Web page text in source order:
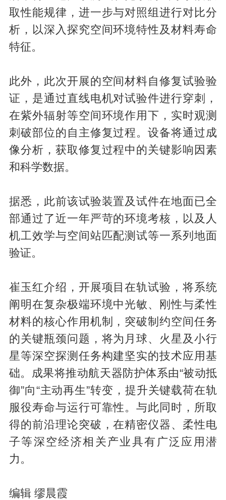
取性能规律，进一步与对照组进行对比分
析，以深入探究空间环境特性及材料寿命
特征。
此外，此次开展的空间材料自修复试验验
证，是通过直线电机对试验件进行穿刺，
在紫外辐射等空间环境作用下，实时观测
刺破部位的自主修复过程。设备将通过成
像分析，获取修复过程中的关键影响因素
和科学数据。
据悉，此前该试验装置及试件在地面已全
部通过了近一年严苛的环境考核，以及人
机工效学与空间站匹配测试等一系列地面
验证。
崔玉红介绍，开展项目在轨试验，将系统
阐明在复杂极端环境中光敏、刚性与柔性
材料的核心作用机制，突破制约空间任务
的关键瓶颈问题，将为月球、火星及小行
星等深空探测任务构建坚实的技术应用基
础。成果将推动航天器防护体系由“被动抵
御”向“主动再生”转变，提升关键载荷在轨
服役寿命与运行可靠性。与此同时，所取
得的前沿理论突破，在精密仪器、柔性电
子等深空经济相关产业具有广泛应用潜
力。
编辑 缪晨霞